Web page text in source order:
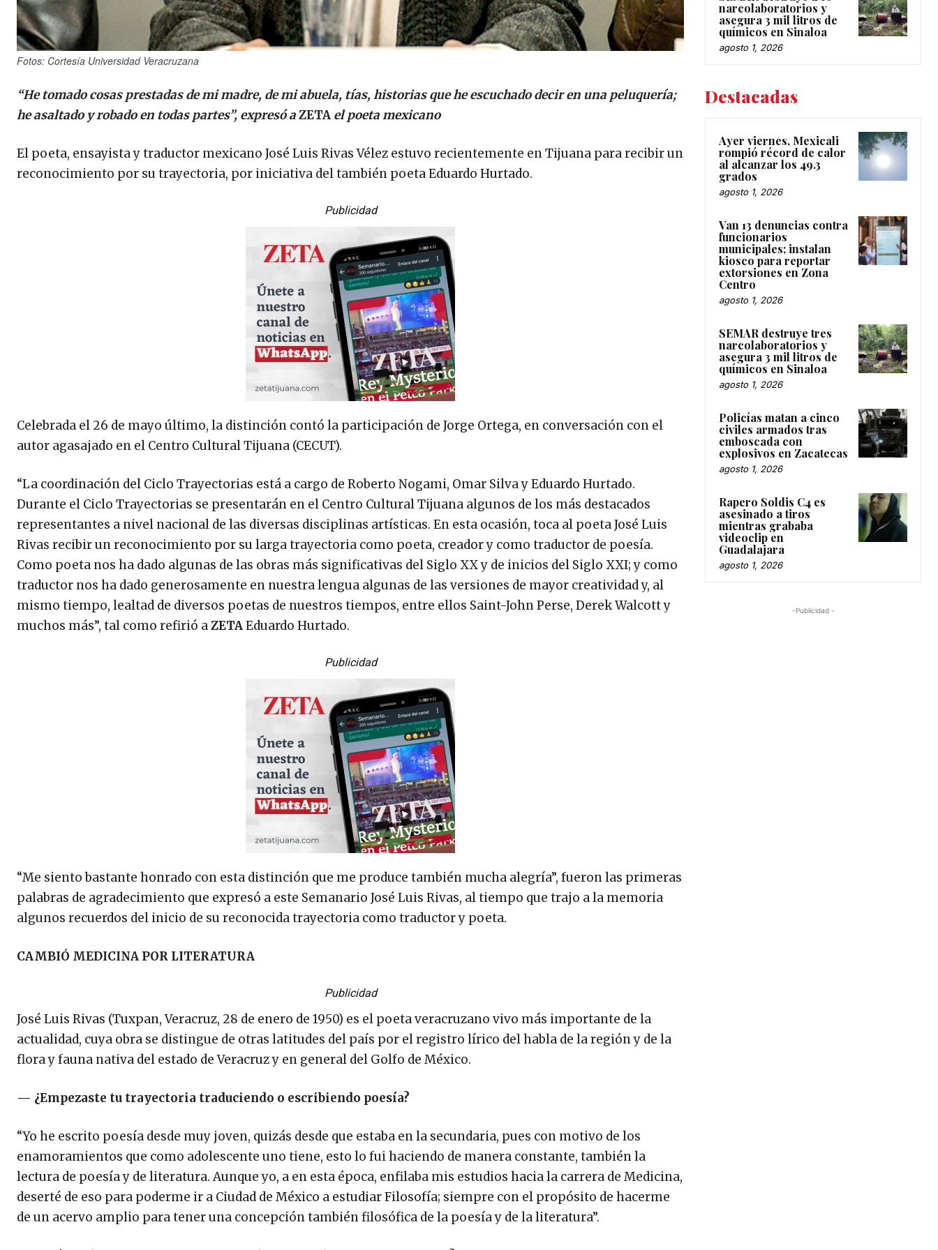
Fotos: Cortesía Universidad Veracruzana
“He tomado cosas prestadas de mi madre, de mi abuela, tías, historias que he escuchado decir en una peluquería;
he asaltado y robado en todas partes”, expresó aZETA el poeta mexicano
El poeta, ensayista y traductor mexicano José Luis Rivas Vélez estuvo recientemente en Tijuana para recibir un
reconocimiento por su trayectoria, por iniciativa del también poeta Eduardo Hurtado.
Publicidad
Celebrada el 26 de mayo último, la distinción contó la participación de Jorge Ortega, en conversación con el
autor agasajado en el Centro Cultural Tijuana (CECUT).
“La coordinación del Ciclo Trayectorias está a cargo de Roberto Nogami, Omar Silva y Eduardo Hurtado.
Durante el Ciclo Trayectorias se presentarán en el Centro Cultural Tijuana algunos de los más destacados
representantes a nivel nacional de las diversas disciplinas artísticas. En esta ocasión, toca al poeta José Luis
Rivas recibir un reconocimiento por su larga trayectoria como poeta, creador y como traductor de poesía.
Como poeta nos ha dado algunas de las obras más significativas del Siglo XX y de inicios del Siglo XXI; y como
traductor nos ha dado generosamente en nuestra lengua algunas de las versiones de mayor creatividad y, al
mismo tiempo, lealtad de diversos poetas de nuestros tiempos, entre ellos Saint-John Perse, Derek Walcott y
muchos más”, tal como refirió aZETAEduardo Hurtado.
Publicidad
“Me siento bastante honrado con esta distinción que me produce también mucha alegría”, fueron las primeras
palabras de agradecimiento que expresó a este Semanario José Luis Rivas, al tiempo que trajo a la memoria
algunos recuerdos del inicio de su reconocida trayectoria como traductor y poeta.
CAMBIÓ MEDICINA POR LITERATURA
Publicidad
José Luis Rivas (Tuxpan, Veracruz, 28 de enero de 1950) es el poeta veracruzano vivo más importante de la
actualidad, cuya obra se distingue de otras latitudes del país por el registro lírico del habla de la región y de la
flora y fauna nativa del estado de Veracruz y en general del Golfo de México.
— ¿Empezaste tu trayectoria traduciendo o escribiendo poesía?
“Yo he escrito poesía desde muy joven, quizás desde que estaba en la secundaria, pues con motivo de los
enamoramientos que como adolescente uno tiene, esto lo fui haciendo de manera constante, también la
lectura de poesía y de literatura. Aunque yo, a en esta época, enfilaba mis estudios hacia la carrera de Medicina,
deserté de eso para poderme ir a Ciudad de México a estudiar Filosofía; siempre con el propósito de hacerme
de un acervo amplio para tener una concepción también filosófica de la poesía y de la literatura”.
narcolaboratorios y
asegura 3 mil litros de
químicos en Sinaloa
agosto 1, 2026
Destacadas
Ayer viernes, Mexicali
rompió récord de calor
al alcanzar los 49.3
grados
agosto 1, 2026
Van 13 denuncias contra
funcionarios
municipales; instalan
kiosco para reportar
extorsiones en Zona
Centro
agosto 1, 2026
SEMAR destruye tres
narcolaboratorios y
asegura 3 mil litros de
químicos en Sinaloa
agosto 1, 2026
Policías matan a cinco
civiles armados tras
emboscada con
explosivos en Zacatecas
agosto 1, 2026
Rapero Soldis C4 es
asesinado a tiros
mientras grababa
videoclip en
Guadalajara
agosto 1, 2026
-Publicidad -